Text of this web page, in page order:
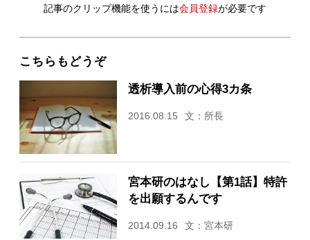
記事のクリップ機能を使うには会員登録が必要です
こちらもどうぞ
透析導入前の心得3カ条
2016.08.15 文：所長
宮本研のはなし【第1話】特許
を出願するんです
2014.09.16 文：宮本研